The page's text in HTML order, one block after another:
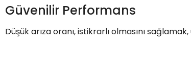
Güvenilir Performans
Düşük arıza oranı, istikrarlı olmasını